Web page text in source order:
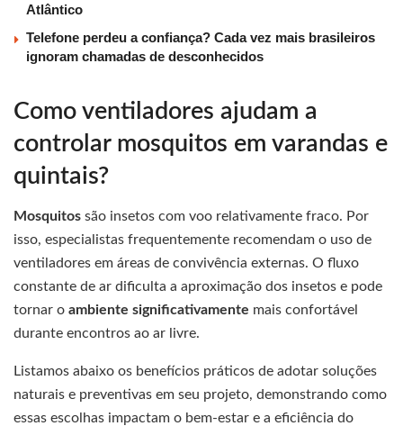
Atlântico
Telefone perdeu a confiança? Cada vez mais brasileiros
ignoram chamadas de desconhecidos
Como ventiladores ajudam a
controlar mosquitos em varandas e
quintais?
Mosquitos são insetos com voo relativamente fraco. Por
isso, especialistas frequentemente recomendam o uso de
ventiladores em áreas de convivência externas. O fluxo
constante de ar dificulta a aproximação dos insetos e pode
tornar o ambiente significativamente mais confortável
durante encontros ao ar livre.
Listamos abaixo os benefícios práticos de adotar soluções
naturais e preventivas em seu projeto, demonstrando como
essas escolhas impactam o bem-estar e a eficiência do